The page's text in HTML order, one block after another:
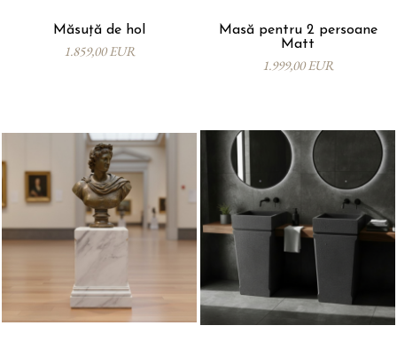
Măsuță de hol
1.859,00 EUR
Masă pentru 2 persoane
Matt
1.999,00 EUR